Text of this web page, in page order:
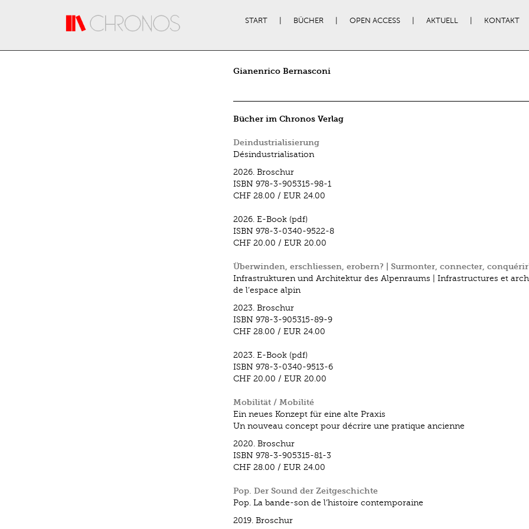
START BÜCHER OPEN ACCESS AKTUELL KONTAKT
Gianenrico Bernasconi
Bücher im Chronos Verlag
Deindustrialisierung
Désindustrialisation
2026. Broschur
ISBN 978-3-905315-98-1
CHF 28.00 / EUR 24.00
2026. E-Book (pdf)
ISBN 978-3-0340-9522-8
CHF 20.00 / EUR 20.00
Überwinden, erschliessen, erobern? | Surmonter, connecter,
Infrastrukturen und Architektur des Alpenraums | Infrastructures et
de l’espace alpin
2023. Broschur
ISBN 978-3-905315-89-9
CHF 28.00 / EUR 24.00
2023. E-Book (pdf)
ISBN 978-3-0340-9513-6
CHF 20.00 / EUR 20.00
Mobilität / Mobilité
Ein neues Konzept für eine alte Praxis
Un nouveau concept pour décrire une pratique ancienne
2020. Broschur
ISBN 978-3-905315-81-3
CHF 28.00 / EUR 24.00
Pop. Der Sound der Zeitgeschichte
Pop. La bande-son de l’histoire contemporaine
2019. Broschur